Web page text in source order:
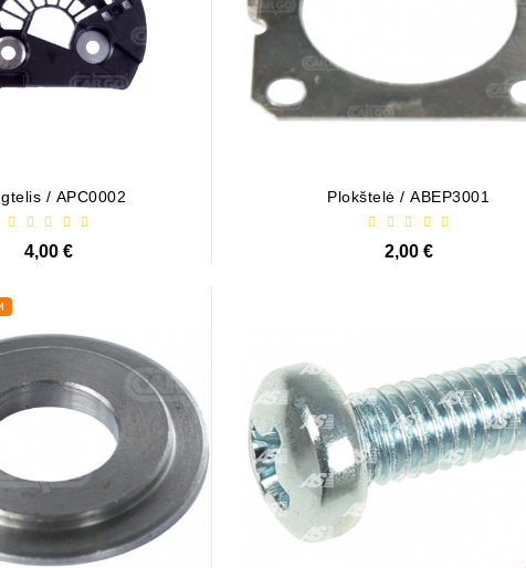
/ APC0002
4,00 €
Plokštelė / ABEP3001
2,00 €